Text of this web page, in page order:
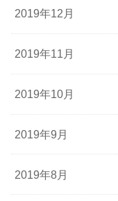
2019年12月
2019年11月
2019年10月
2019年9月
2019年8月